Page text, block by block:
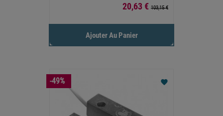
Prix
20,63 € 103,15 €
Ajouter Au Panier
favorite
-49%